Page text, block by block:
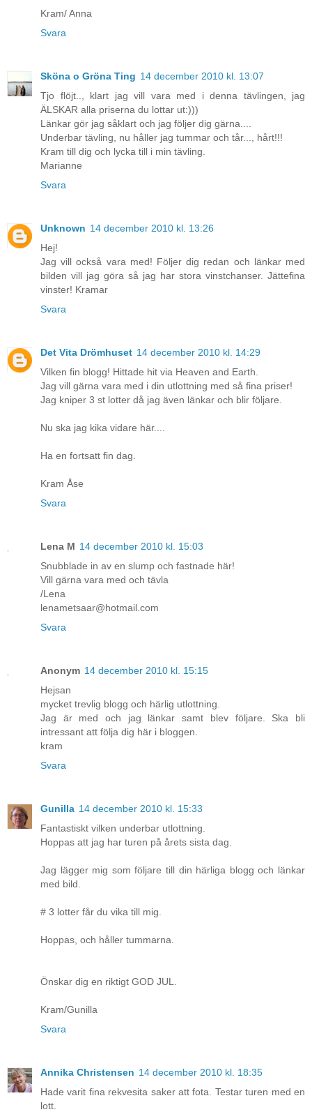
Kram/ Anna
Svara
Sköna o Gröna Ting 14 december 2010 kl. 13:07
Tjo flöjt.., klart jag vill vara med i denna tävlingen, jag
ÄLSKAR alla priserna du lottar ut:)))
Länkar gör jag såklart och jag följer dig gärna....
Underbar tävling, nu håller jag tummar och tår..., hårt!!!
Kram till dig och lycka till i min tävling.
Marianne
Svara
Unknown 14 december 2010 kl. 13:26
Hej!
Jag vill också vara med! Följer dig redan och länkar med
bilden vill jag göra så jag har stora vinstchanser. Jättefina
vinster! Kramar
Svara
Det Vita Drömhuset 14 december 2010 kl. 14:29
Vilken fin blogg! Hittade hit via Heaven and Earth.
Jag vill gärna vara med i din utlottning med så fina priser!
Jag kniper 3 st lotter då jag även länkar och blir följare.
Nu ska jag kika vidare här....
Ha en fortsatt fin dag.
Kram Åse
Svara
Lena M 14 december 2010 kl. 15:03
Snubblade in av en slump och fastnade här!
Vill gärna vara med och tävla
/Lena
lenametsaar@hotmail.com
Svara
Anonym 14 december 2010 kl. 15:15
Hejsan
mycket trevlig blogg och härlig utlottning.
Jag är med och jag länkar samt blev följare. Ska bli
intressant att följa dig här i bloggen.
kram
Svara
Gunilla 14 december 2010 kl. 15:33
Fantastiskt vilken underbar utlottning.
Hoppas att jag har turen på årets sista dag.
Jag lägger mig som följare till din härliga blogg och länkar
med bild.
# 3 lotter får du vika till mig.
Hoppas, och håller tummarna.
Önskar dig en riktigt GOD JUL.
Kram/Gunilla
Svara
Annika Christensen 14 december 2010 kl. 18:35
Hade varit fina rekvesita saker att fota. Testar turen med en
lott.